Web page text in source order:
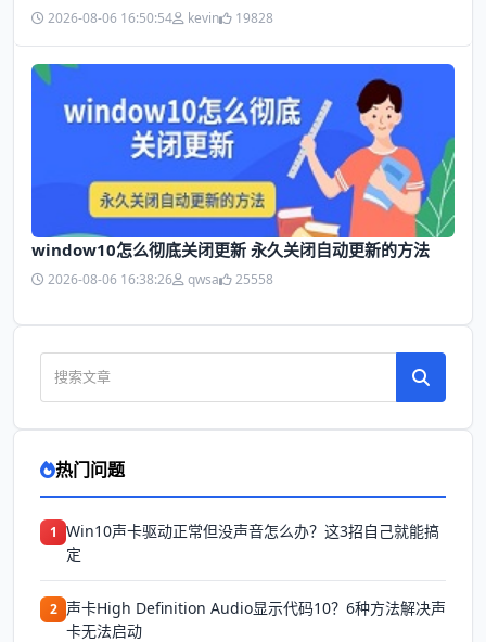
2026-08-06 16:50:54 kevin 19828
window10怎么彻底关闭更新 永久关闭自动更新的方法
2026-08-06 16:38:26 qwsa 25558
热门问题
1 Win10声卡驱动正常但没声音怎么办？这3招自己就能搞
定
2 声卡High Definition Audio显示代码10？6种方法解决声
卡无法启动